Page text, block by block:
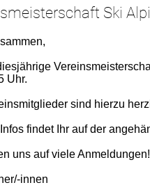
Ski
Uhr.
sind hierzu
findet Ihr auf der
uns auf viele Anmeldungen!
innen